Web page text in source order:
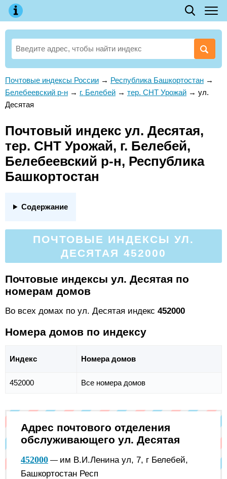
Почтовые индексы России → Республика Башкортостан →
Белебеевский р-н → г. Белебей → тер. СНТ Урожай → ул.
Десятая
Почтовый индекс ул. Десятая,
тер. СНТ Урожай, г. Белебей,
Белебеевский р-н, Республика
Башкортостан
Содержание
ПОЧТОВЫЕ ИНДЕКСЫ УЛ.
ДЕСЯТАЯ 452000
Почтовые индексы ул. Десятая по
номерам домов
Во всех домах по ул. Десятая индекс 452000
Номера домов по индексу
Индекс Номера домов
452000 Все номера домов
Адрес почтового отделения
обслуживающего ул. Десятая
452000 — им В.И.Ленина ул, 7, г Белебей,
Башкортостан Респ